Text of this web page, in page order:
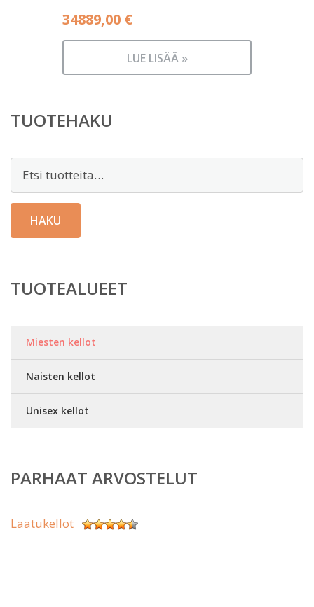
34889,00 €
LUE LISÄÄ »
TUOTEHAKU
Etsi:
HAKU
TUOTEALUEET
Miesten kellot
Naisten kellot
Unisex kellot
PARHAAT ARVOSTELUT
Laatukellot